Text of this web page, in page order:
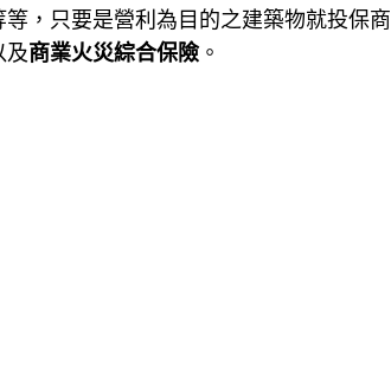
，只要是營利為目的之建築物就投保商
及商業火災綜合保險 。